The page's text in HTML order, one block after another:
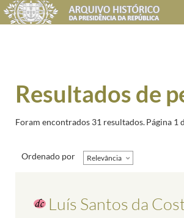
Resultados de
Foram encontrados 31 resultados.Página 1
Ordenado por Relevância
Luís Santos da